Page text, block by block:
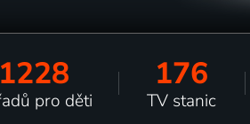
1228
pro děti
176
TV stanic